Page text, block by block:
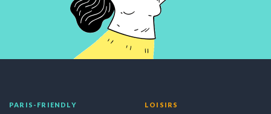
PARIS-FRIENDLY LOISIRS